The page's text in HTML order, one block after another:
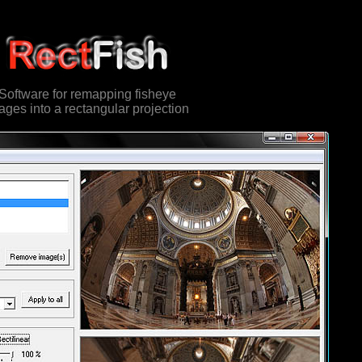
for remapping fisheye
into a rectangular projection